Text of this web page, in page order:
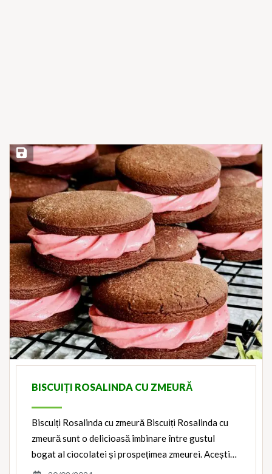
Save Recipe
BISCUIȚI ROSALINDA CU ZMEURĂ
Biscuiți Rosalinda cu zmeură Biscuiți Rosalinda cu
zmeură sunt o delicioasă îmbinare între gustul
bogat al ciocolatei și prospețimea zmeurei. Acești…